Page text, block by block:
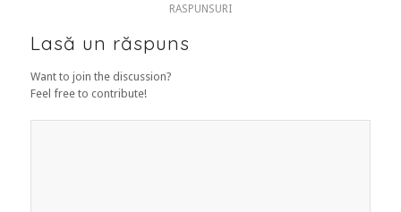
RASPUNSURI
Lasă un răspuns
Want to join the discussion?
Feel free to contribute!